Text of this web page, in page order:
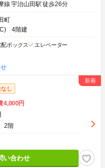
線 宇治山田駅 徒歩26分
町
4階建
配ボックス エレベーター
し
4,000円
2階
い合わせ